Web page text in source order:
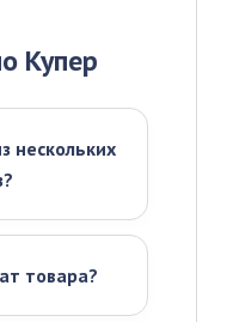
Купер
нескольких
товара?